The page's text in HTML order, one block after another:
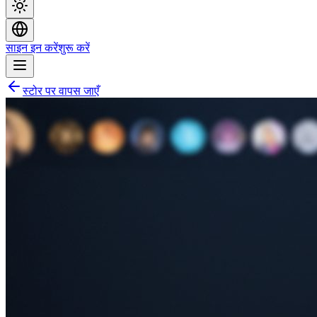
साइन इन करेंशुरू करें
स्टोर पर वापस जाएँ